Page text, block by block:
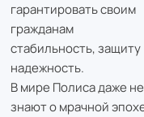
гарантировать своим
гражданам
стабильность, защиту
надежность.
В мире Полиса даже не
знают о мрачной